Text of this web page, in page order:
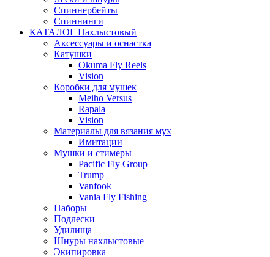
Спиннербейты
Спиннинги
КАТАЛОГ Нахлыстовый
Аксессуары и оснастка
Катушки
Okuma Fly Reels
Vision
Коробки для мушек
Meiho Versus
Rapala
Vision
Материалы для вязания мух
Имитации
Мушки и стимеры
Pacific Fly Group
Trump
Vanfook
Vania Fly Fishing
Наборы
Подлески
Удилища
Шнуры нахлыстовые
Экипировка